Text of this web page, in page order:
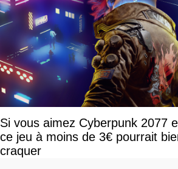
Si vous aimez Cyberpunk 2077
ce jeu à moins de 3€ pourrait
craquer